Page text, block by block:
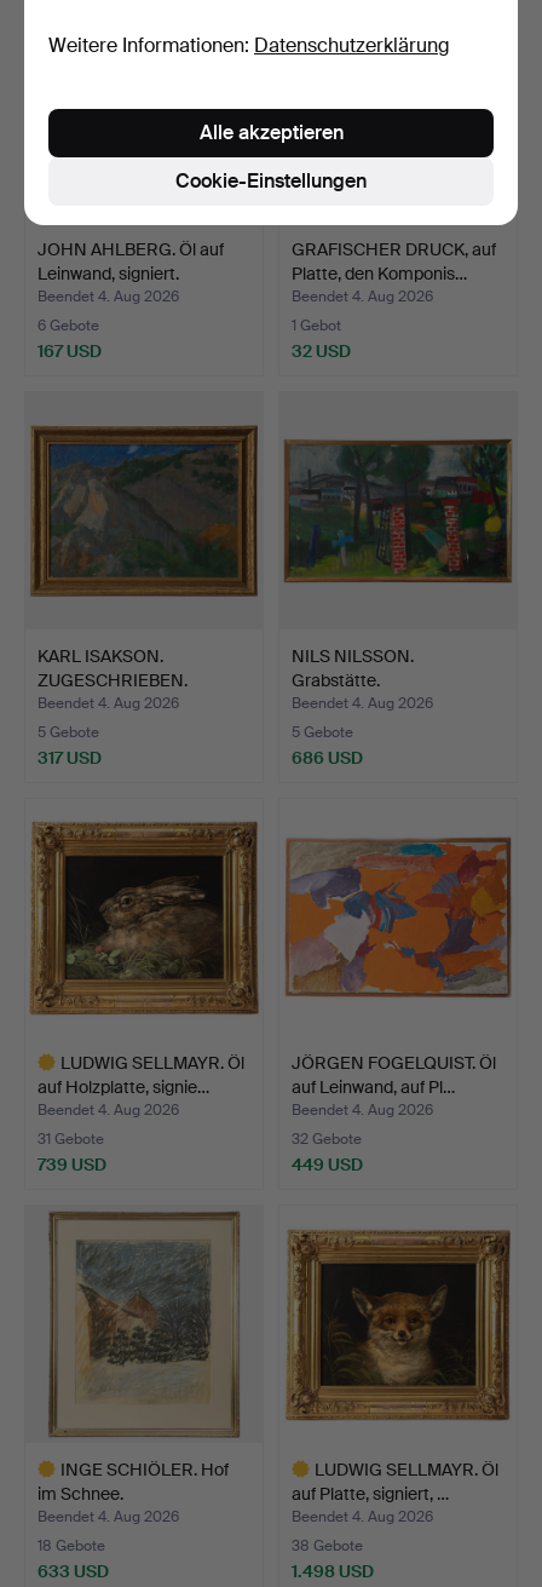
JOHN AHLBERG. Öl auf
Leinwand, signiert.
Beendet 4. Aug 2026
6 Gebote
167 USD
GRAFISCHER DRUCK, auf
Platte, den Komponis…
Beendet 4. Aug 2026
1 Gebot
32 USD
KARL ISAKSON.
ZUGESCHRIEBEN.
Berglandschaf…
Beendet 4. Aug 2026
5 Gebote
317 USD
NILS NILSSON.
Grabstätte.
Beendet 4. Aug 2026
5 Gebote
686 USD
LUDWIG SELLMAYR. Öl
auf Holzplatte, signie…
Beendet 4. Aug 2026
31 Gebote
739 USD
Objekt
JÖRGEN FOGELQUIST. Öl
auf Leinwand, auf Pl…
Beendet 4. Aug 2026
32 Gebote
449 USD
INGE SCHIÖLER. Hof
im Schnee.
Beendet 4. Aug 2026
18 Gebote
633 USD
LUDWIG SELLMAYR. Öl
auf Platte, signiert, …
Beendet 4. Aug 2026
38 Gebote
1.498 USD
Weitere Informationen: Datenschutzerklärung
Cookie-Einstellungen
Alle akzeptieren